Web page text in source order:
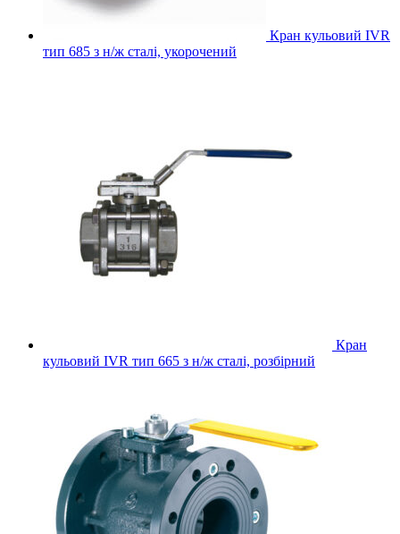
Кран кульовий IVR
тип 685 з н/ж сталі, укорочений
Кран
кульовий IVR тип 665 з н/ж сталі, розбірний